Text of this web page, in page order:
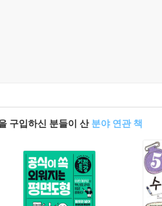
구입하신 분들이 산 분야 연관 책